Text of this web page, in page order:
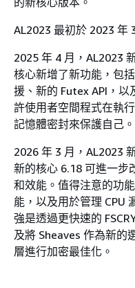
AL2023 最初於 2023 年
2025 年 4 月，AL2023
核心新增了新功能，包
援、新的 Futex API，以
許使用者空間程式在執
記憶體密封來保護自己。
2026 年 3 月，AL2023
新的核心 6.18 可進一步
和效能。值得注意的功
能，以及用於管理 CPU
強是透過更快速的
及將 Sheaves 作為新的
層進行加密最佳化。